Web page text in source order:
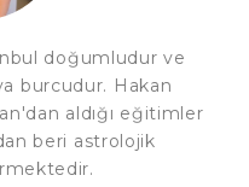
doğumludur ve
burcudur. Hakan
aldığı eğitimler
beri astrolojik